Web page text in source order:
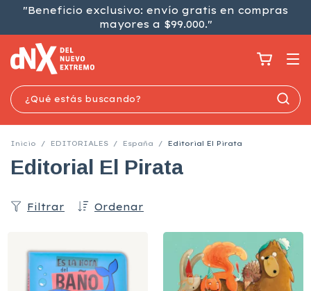
"Beneficio exclusivo: envío gratis en compras
mayores a $99.000."
Inicio / EDITORIALES / España / Editorial El Pirata
Editorial El Pirata
Ordenar
Filtrar